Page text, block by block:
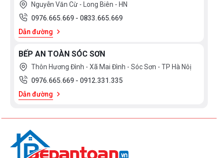
Nguyễn Văn Cừ - Long Biên - HN
0976.665.669 - 0833.665.669
Dẫn đường
BẾP AN TOÀN SÓC SƠN
Thôn Hương Đình - Xã Mai Đình - Sóc Sơn - TP Hà Nôị
0976.665.669 - 0912.331.335
Dẫn đường